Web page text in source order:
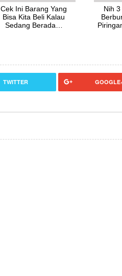
Cek Ini Barang Yang
Bisa Kita Beli Kalau
Sedang Berada…
Nih
TWITTER